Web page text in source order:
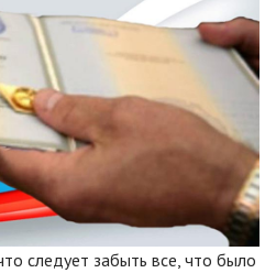
следует забыть все, что было